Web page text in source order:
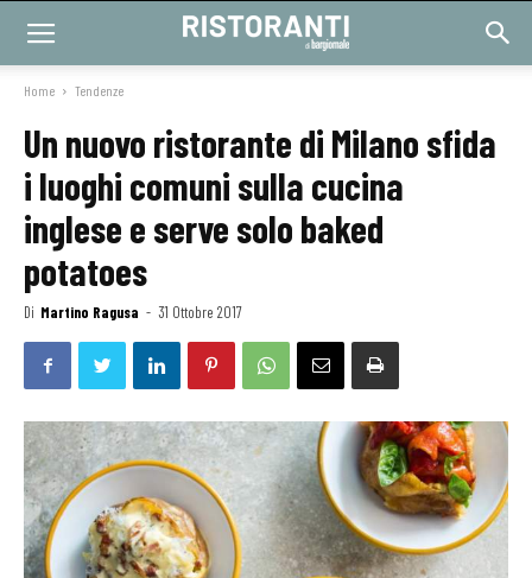
Home Tendenze
Un nuovo ristorante di Milano sfida
i luoghi comuni sulla cucina
inglese e serve solo baked
potatoes
Di Martino Ragusa - 31 Ottobre 2017